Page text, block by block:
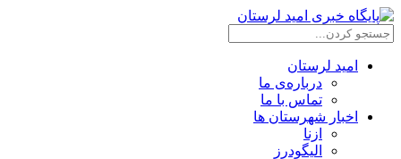
امید لرستان
درباره‌ی ما
تماس با ما
اخبار شهرستان ها
ازنا
الیگودرز